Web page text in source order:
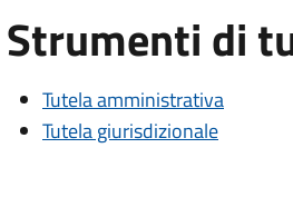
Strumenti di
Tutela amministrativa
Tutela giurisdizionale